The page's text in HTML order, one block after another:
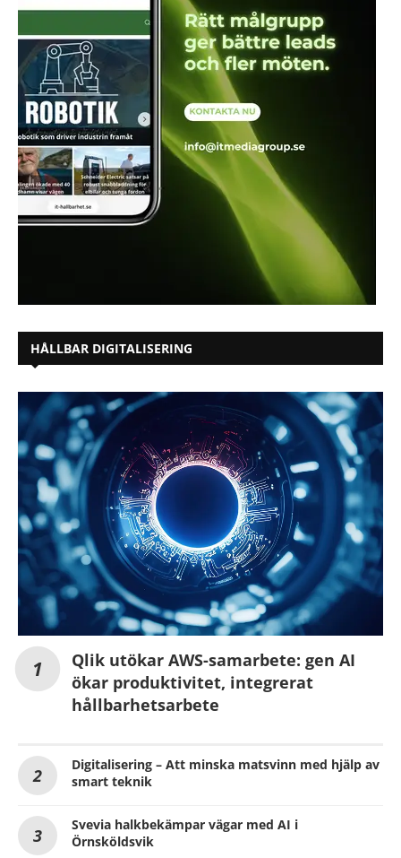
HÅLLBAR DIGITALISERING
Qlik utökar AWS-samarbete: gen AI
ökar produktivitet, integrerat
hållbarhetsarbete
Digitalisering – Att minska matsvinn med hjälp av
smart teknik
Svevia halkbekämpar vägar med AI i
Örnsköldsvik